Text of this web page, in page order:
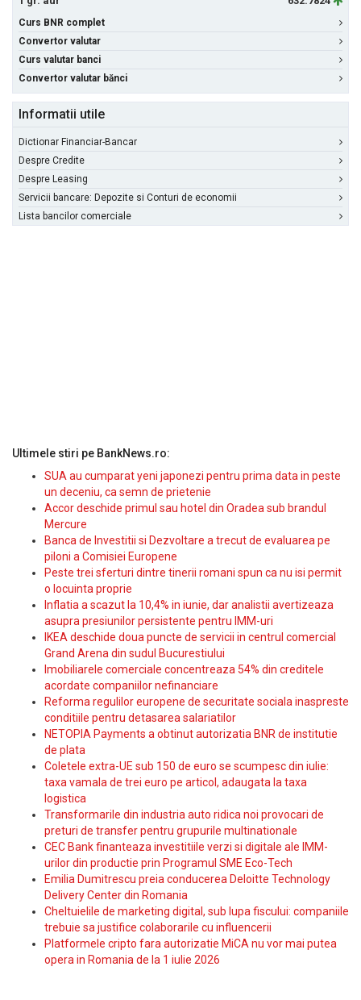
Curs BNR complet
Convertor valutar
Curs valutar banci
Convertor valutar bănci
Informatii utile
Dictionar Financiar-Bancar
Despre Credite
Despre Leasing
Servicii bancare: Depozite si Conturi de economii
Lista bancilor comerciale
Ultimele stiri pe BankNews.ro:
SUA au cumparat yeni japonezi pentru prima data in peste
un deceniu, ca semn de prietenie
Accor deschide primul sau hotel din Oradea sub brandul
Mercure
Banca de Investitii si Dezvoltare a trecut de evaluarea pe
piloni a Comisiei Europene
Peste trei sferturi dintre tinerii romani spun ca nu isi permit
o locuinta proprie
Inflatia a scazut la 10,4% in iunie, dar analistii avertizeaza
asupra presiunilor persistente pentru IMM-uri
IKEA deschide doua puncte de servicii in centrul comercial
Grand Arena din sudul Bucurestiului
Imobiliarele comerciale concentreaza 54% din creditele
acordate companiilor nefinanciare
Reforma regulilor europene de securitate sociala inaspreste
conditiile pentru detasarea salariatilor
NETOPIA Payments a obtinut autorizatia BNR de institutie
de plata
Coletele extra-UE sub 150 de euro se scumpesc din iulie:
taxa vamala de trei euro pe articol, adaugata la taxa
logistica
Transformarile din industria auto ridica noi provocari de
preturi de transfer pentru grupurile multinationale
CEC Bank finanteaza investitiile verzi si digitale ale IMM-
urilor din productie prin Programul SME Eco-Tech
Emilia Dumitrescu preia conducerea Deloitte Technology
Delivery Center din Romania
Cheltuielile de marketing digital, sub lupa fiscului: companiile
trebuie sa justifice colaborarile cu influencerii
Platformele cripto fara autorizatie MiCA nu vor mai putea
opera in Romania de la 1 iulie 2026